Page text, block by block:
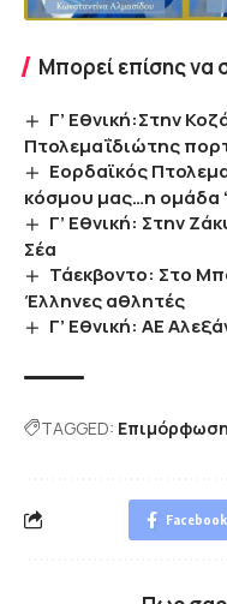
Μπορεί επίσης να
Γ’ Εθνική:Στην
Πτολεμαΐδιώτης
Εορδαϊκός
κόσμου μας…η ομάδα
Γ’ Εθνική: Στην
Σέα
Τάεκβοντο: Στο
Έλληνες αθλητές
Γ’ Εθνική: ΑΕ
TAGGED: Επιμόρφωση
Facebook